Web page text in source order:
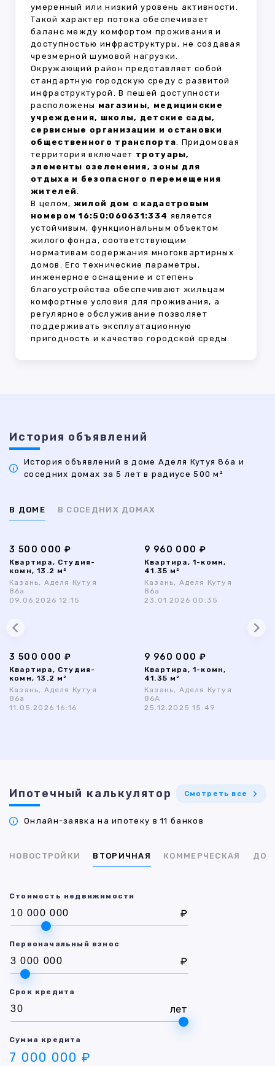
умеренный или низкий уровень активности.
Такой характер потока обеспечивает
баланс между комфортом проживания и
доступностью инфраструктуры, не создавая
чрезмерной шумовой нагрузки.
Окружающий район представляет собой
стандартную городскую среду с развитой
инфраструктурой. В пешей доступности
расположены магазины, медицинские
учреждения, школы, детские сады,
сервисные организации и остановки
общественного транспорта. Придомовая
территория включает тротуары,
элементы озеленения, зоны для
отдыха и безопасного перемещения
жителей.
В целом, жилой дом с кадастровым
номером 16:50:060631:334 является
устойчивым, функциональным объектом
жилого фонда, соответствующим
нормативам содержания многоквартирных
домов. Его технические параметры,
инженерное оснащение и степень
благоустройства обеспечивают жильцам
комфортные условия для проживания, а
регулярное обслуживание позволяет
поддерживать эксплуатационную
пригодность и качество городской среды.
История объявлений
История объявлений в доме Аделя Кутуя 86а и
соседних домах за 5 лет в радиусе 500 м²
В ДОМЕ В СОСЕДНИХ ДОМАХ
3 500 000 ₽
Квартира, Студия-
комн, 13.2 м²
Казань, Аделя Кутуя
86а
09.06.2026 12:15
9 960 000 ₽
Квартира, 1-комн,
41.35 м²
Казань, Аделя Кутуя
86а
23.01.2026 00:35
3 500 000 ₽
Квартира, Студия-
комн, 13.2 м²
Казань, Аделя Кутуя
86а
11.05.2026 16:16
9 960 000 ₽
Квартира, 1-комн,
41.35 м²
Казань, Аделя Кутуя
86А
25.12.2025 15:49
Ипотечный калькулятор Смотреть все
Онлайн-заявка на ипотеку в 11 банков
НОВОСТРОЙКИ ВТОРИЧНАЯ КОММЕРЧЕСКАЯ ДОМ
Стоимость недвижимости
₽
Первоначальный взнос
₽
Срок кредита
лет
Сумма кредита
7 000 000 ₽